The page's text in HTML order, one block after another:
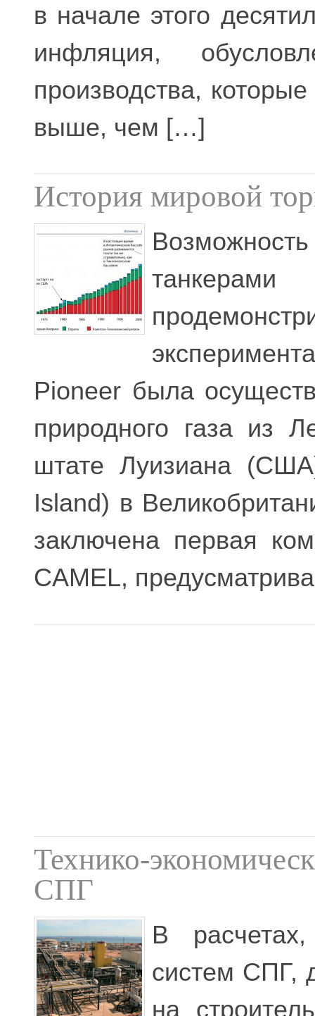
в начале этого
инфляция,
производства,
выше, чем […]
История мировой
Pioneer была
природного газа из
штате Луизиана
Island) в
заключена первая
CAMEL,
Технико-
СПГ
В
систем СПГ,
на